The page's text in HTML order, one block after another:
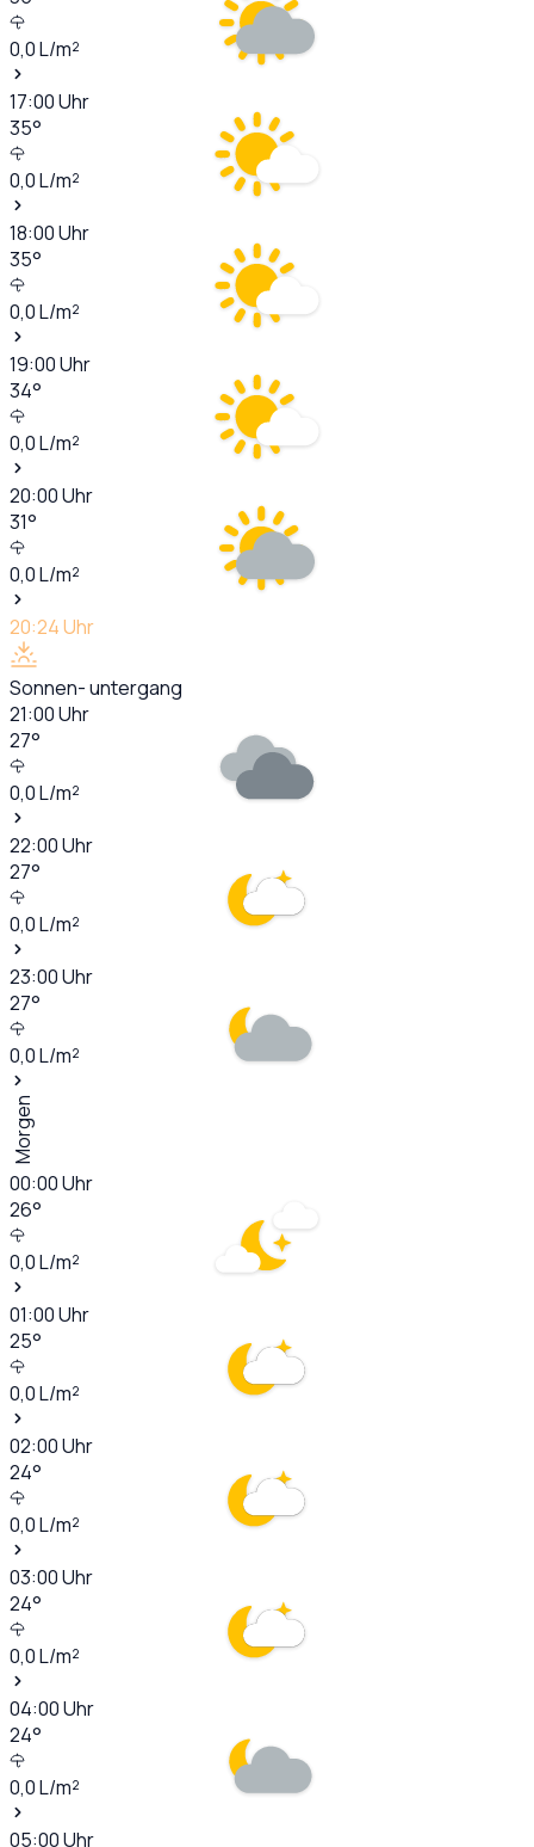
0,0L/m²
17:00Uhr
35°
0,0L/m²
18:00Uhr
35°
0,0L/m²
19:00Uhr
34°
0,0L/m²
20:00Uhr
31°
0,0L/m²
20:24Uhr
Sonnen- untergang
21:00Uhr
27°
0,0L/m²
22:00Uhr
27°
0,0L/m²
23:00Uhr
27°
0,0L/m²
Morgen
00:00Uhr
26°
0,0L/m²
01:00Uhr
25°
0,0L/m²
02:00Uhr
24°
0,0L/m²
03:00Uhr
24°
0,0L/m²
04:00Uhr
24°
0,0L/m²
05:00Uhr